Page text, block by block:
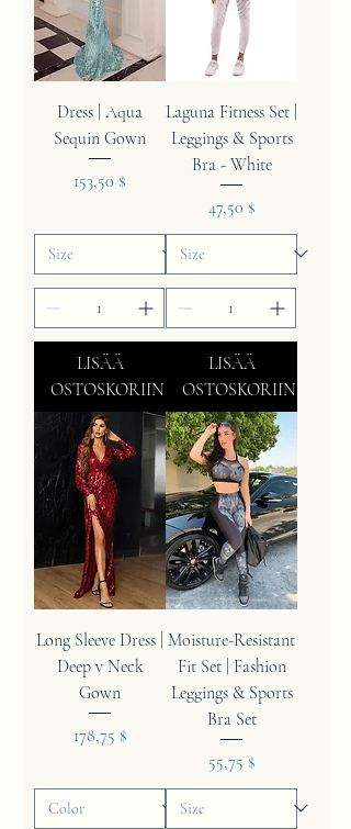
Dress | Aqua
Sequin Gown
Hinta
153,50 $
LISÄÄ
OSTOSKORIIN
Laguna Fitness Set |
Leggings & Sports
Bra - White
Hinta
47,50 $
LISÄÄ
OSTOSKORIIN
Long Sleeve Dress |
Deep v Neck
Gown
Hinta
178,75 $
Moisture-Resistant
Fit Set | Fashion
Leggings & Sports
Bra Set
Hinta
55,75 $